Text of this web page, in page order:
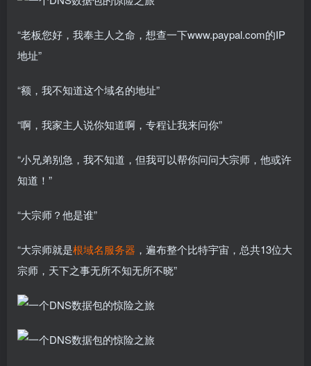
“老板您好，我奉主人之命，想查一下www.paypal.com的IP
地址”
“额，我不知道这个域名的地址”
“啊，我家主人说你知道啊，专程让我来问你”
“小兄弟别急，我不知道，但我可以帮你问问大宗师，他或许
知道！”
“大宗师？他是谁”
“大宗师就是根域名服务器 ，遍布整个比特宇宙，总共13位大
宗师，天下之事无所不知无所不晓”